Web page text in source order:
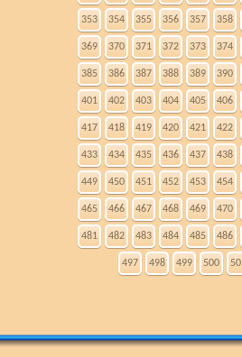
353 354 355 356 357 358
369 370 371 372 373 374
385 386 387 388 389 390
401 402 403 404 405 406
417 418 419 420 421 422
433 434 435 436 437 438
449 450 451 452 453 454
465 466 467 468 469 470
481 482 483 484 485 486
497 498 499 500